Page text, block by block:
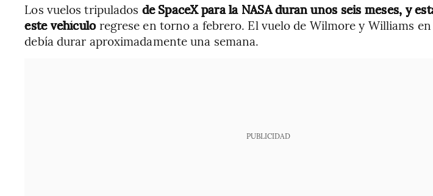
Los vuelos tripulados de SpaceX para la NASA duran unos seis meses, y
este vehículoregrese en torno a febrero. El vuelo de Wilmore y Williams
debía durar aproximadamente una semana.
PUBLICIDAD